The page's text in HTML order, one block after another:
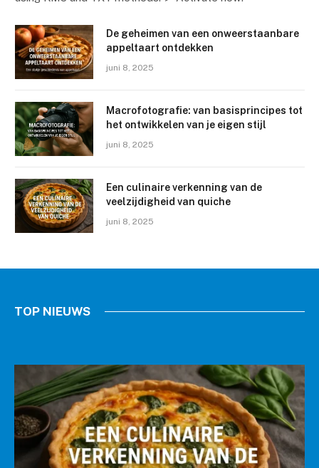
De geheimen van een onweerstaanbare
appeltaart ontdekken
juni 8, 2025
Macrofotografie: van basisprincipes tot
het ontwikkelen van je eigen stijl
juni 8, 2025
Een culinaire verkenning van de
veelzijdigheid van quiche
juni 8, 2025
TOP NIEUWS
ALGEMEEN
windows 11 activation script
Minutes ✓ Easy Guide ➔ Step-
Chris januari 23, 2024